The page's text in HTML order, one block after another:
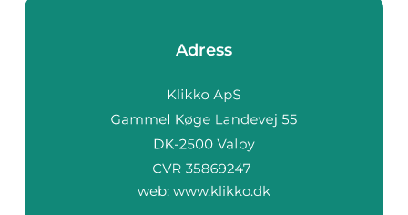
Adress
web: www.klikko.dk